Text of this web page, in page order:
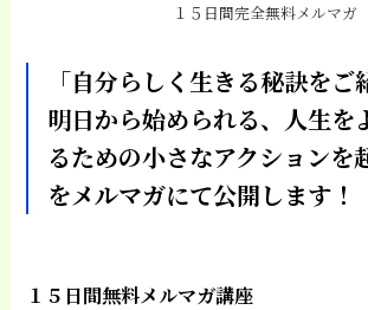
１５日間完全無料メルマガ
「自分らしく生きる秘訣を
明日から始められる、人生を
るための小さなアクションを
をメルマガにて公開します！
１５日間無料メルマガ講座